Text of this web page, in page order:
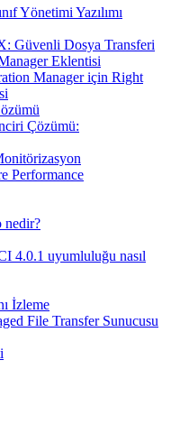
Yönetimi Yazılımı
Güvenli Dosya Transferi
Eklentisi
Manager için Right
Çözümü:
Performance
nedir?
4.0.1 uyumluluğu nasıl
İzleme
File Transfer Sunucusu